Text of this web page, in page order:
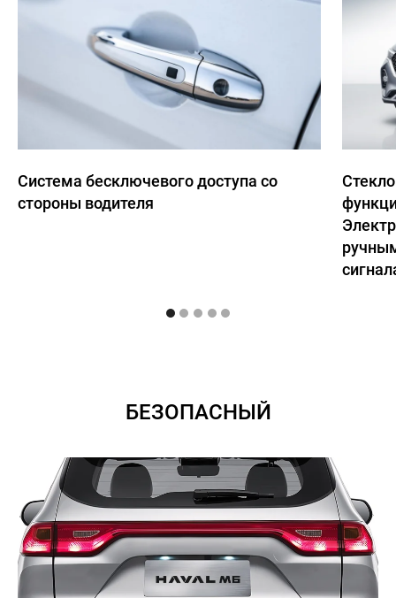
КОНТАКТЫ
788-88-44
Система бесключевого доступа со
стороны водителя
БЕЗОПАСНЫЙ